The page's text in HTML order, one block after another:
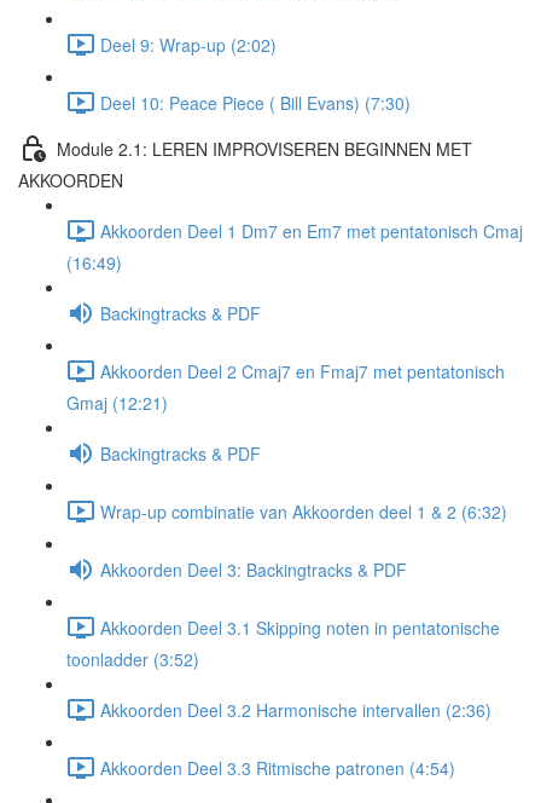
Deel 9: Wrap-up (2:02)
Deel 10: Peace Piece ( Bill Evans) (7:30)
Module 2.1: LEREN IMPROVISEREN BEGINNEN MET
AKKOORDEN
Akkoorden Deel 1 Dm7 en Em7 met pentatonisch Cmaj
(16:49)
Backingtracks & PDF
Akkoorden Deel 2 Cmaj7 en Fmaj7 met pentatonisch
Gmaj (12:21)
Backingtracks & PDF
Wrap-up combinatie van Akkoorden deel 1 & 2 (6:32)
Akkoorden Deel 3: Backingtracks & PDF
Akkoorden Deel 3.1 Skipping noten in pentatonische
toonladder (3:52)
Akkoorden Deel 3.2 Harmonische intervallen (2:36)
Akkoorden Deel 3.3 Ritmische patronen (4:54)